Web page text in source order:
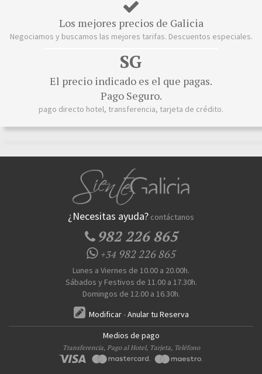
Los mejores precios de Galicia
Negociamos y buscamos las mejores tarifas. Descuentos especiales.
SG
El precio indicado es el que pagas.
Pago Seguro.
pago directo hotel, transferencia, tarjeta de crédito.
¿Necesitas ayuda? contáctanos
982 226 865
+34982 226 865
Lunes a Viernes de 10.00 a 20.00h.
Sábados y Festivos de 11.00 a 17.30h.
Domingos de 12.00 a 16.30h.
Modificar-Anular tu Reserva
Medios de pago
Transferencia, Pago al Hotel, Tarjeta, Teléfono